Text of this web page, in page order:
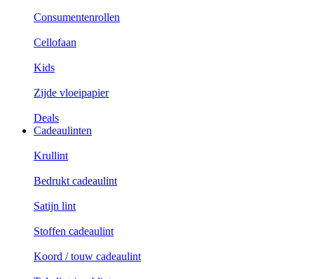
Consumentenrollen
Cellofaan
Kids
Zijde vloeipapier
Deals
Cadeaulinten
Krullint
Bedrukt cadeaulint
Satijn lint
Stoffen cadeaulint
Koord / touw cadeaulint